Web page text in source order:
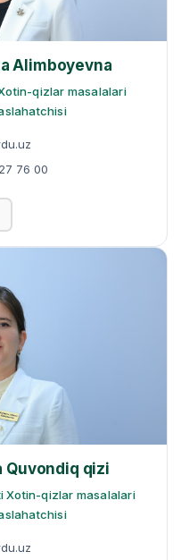
Alimboyevna
qizlar masalalari
76 00
Quvondiq qizi
Xotin-qizlar masalalari